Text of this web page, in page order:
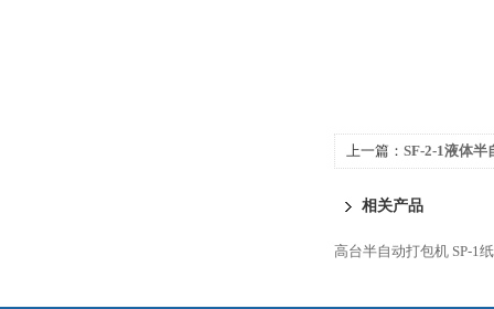
上一篇： SF-2-1液体半
相关产品
高台半自动打包机 SP-1